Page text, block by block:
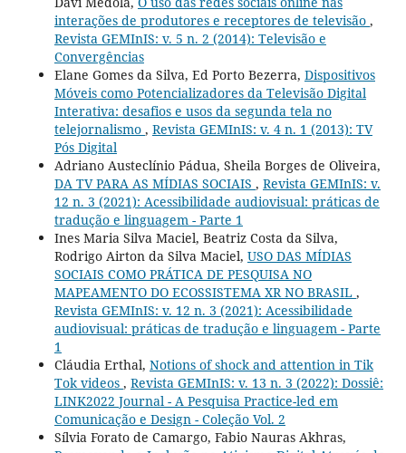
interações de produtores e receptores de televisão ,
Revista GEMInIS: v. 5 n. 2 (2014): Televisão e
Convergências
Elane Gomes da Silva, Ed Porto Bezerra, Dispositivos
Móveis como Potencializadores da Televisão Digital
Interativa: desafios e usos da segunda tela no
telejornalismo , Revista GEMInIS: v. 4 n. 1 (2013): TV
Pós Digital
Adriano Austeclínio Pádua, Sheila Borges de Oliveira,
DA TV PARA AS MÍDIAS SOCIAIS , Revista GEMInIS: v.
12 n. 3 (2021): Acessibilidade audiovisual: práticas de
tradução e linguagem - Parte 1
Ines Maria Silva Maciel, Beatriz Costa da Silva,
Rodrigo Airton da Silva Maciel, USO DAS MÍDIAS
SOCIAIS COMO PRÁTICA DE PESQUISA NO
MAPEAMENTO DO ECOSSISTEMA XR NO BRASIL ,
Revista GEMInIS: v. 12 n. 3 (2021): Acessibilidade
audiovisual: práticas de tradução e linguagem - Parte
1
Cláudia Erthal, Notions of shock and attention in Tik
Tok videos , Revista GEMInIS: v. 13 n. 3 (2022): Dossiê:
LINK2022 Journal - A Pesquisa Practice-led em
Comunicação e Design - Coleção Vol. 2
Sílvia Forato de Camargo, Fabio Nauras Akhras,